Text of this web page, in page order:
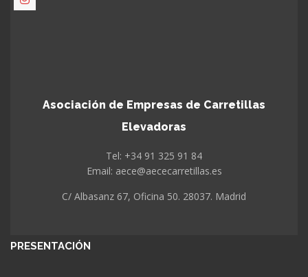
Asociación de Empresas de Carretillas
Elevadoras
Tel: +34 91 325 91 84
Email: aece@aececarretillas.es
C/ Albasanz 67, Oficina 50. 28037. Madrid
PRESENTACIÓN